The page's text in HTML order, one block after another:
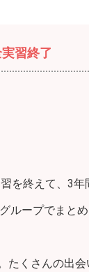
習終了
を終えて、3年
ループでまとめ
くさんの出会